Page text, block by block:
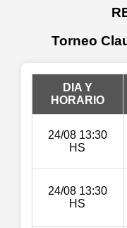
Torneo
DIA Y
HORARIO
24/08 13:30
HS
24/08 13:30
HS